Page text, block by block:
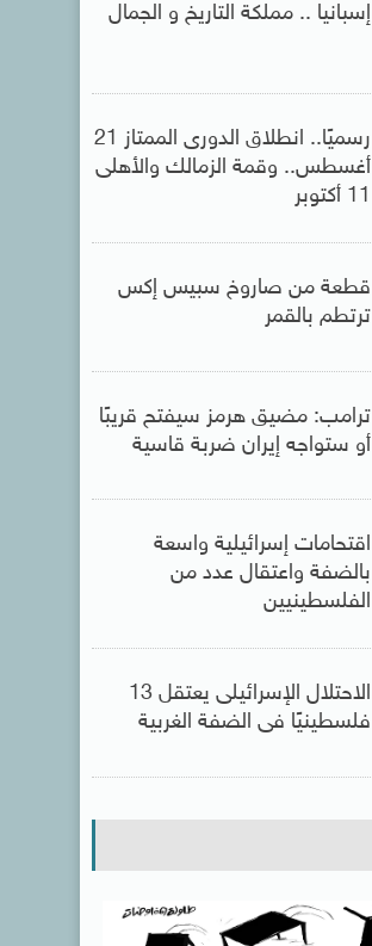
إسبانيا .. مملكة التاريخ و الجمال
رسميًا.. انطلاق الدورى الممتاز 21
أغسطس.. وقمة الزمالك والأهلى
11 أكتوبر
قطعة من صاروخ سبيس إكس
ترتطم بالقمر
ترامب: مضيق هرمز سيفتح قريبًا
أو ستواجه إيران ضربة قاسية
اقتحامات إسرائيلية واسعة
بالضفة واعتقال عدد من
الفلسطينيين
الاحتلال الإسرائيلى يعتقل 13
فلسطينيًا فى الضفة الغربية